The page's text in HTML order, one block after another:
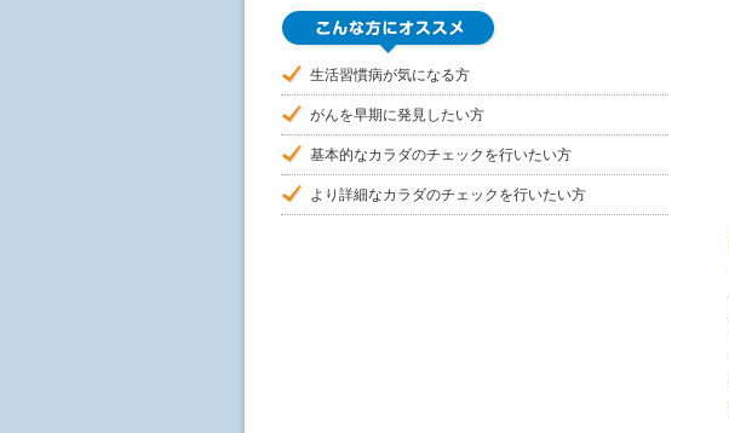
生活習慣病が気になる方
がんを早期に発見したい方
基本的なカラダのチェックを行いたい方
より詳細なカラダのチェックを行いたい方